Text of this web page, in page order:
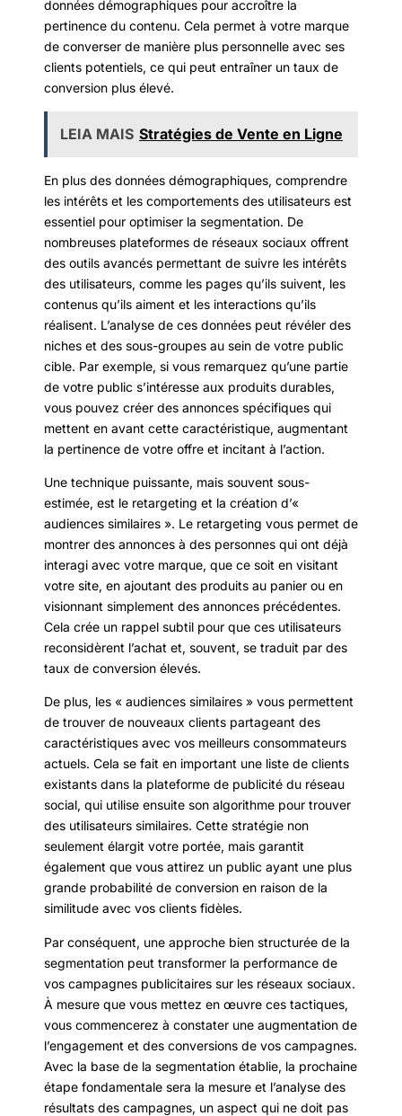
données démographiques pour accroître la
pertinence du contenu. Cela permet à votre marque
de converser de manière plus personnelle avec ses
clients potentiels, ce qui peut entraîner un taux de
conversion plus élevé.
LEIA MAIS Stratégies de Vente en Ligne
En plus des données démographiques, comprendre
les intérêts et les comportements des utilisateurs est
essentiel pour optimiser la segmentation. De
nombreuses plateformes de réseaux sociaux offrent
des outils avancés permettant de suivre les intérêts
des utilisateurs, comme les pages qu’ils suivent, les
contenus qu’ils aiment et les interactions qu’ils
réalisent. L’analyse de ces données peut révéler des
niches et des sous-groupes au sein de votre public
cible. Par exemple, si vous remarquez qu’une partie
de votre public s’intéresse aux produits durables,
vous pouvez créer des annonces spécifiques qui
mettent en avant cette caractéristique, augmentant
la pertinence de votre offre et incitant à l’action.
Une technique puissante, mais souvent sous-
estimée, est le retargeting et la création d’«
audiences similaires ». Le retargeting vous permet de
montrer des annonces à des personnes qui ont déjà
interagi avec votre marque, que ce soit en visitant
votre site, en ajoutant des produits au panier ou en
visionnant simplement des annonces précédentes.
Cela crée un rappel subtil pour que ces utilisateurs
reconsidèrent l’achat et, souvent, se traduit par des
taux de conversion élevés.
De plus, les « audiences similaires » vous permettent
de trouver de nouveaux clients partageant des
caractéristiques avec vos meilleurs consommateurs
actuels. Cela se fait en important une liste de clients
existants dans la plateforme de publicité du réseau
social, qui utilise ensuite son algorithme pour trouver
des utilisateurs similaires. Cette stratégie non
seulement élargit votre portée, mais garantit
également que vous attirez un public ayant une plus
grande probabilité de conversion en raison de la
similitude avec vos clients fidèles.
Par conséquent, une approche bien structurée de la
segmentation peut transformer la performance de
vos campagnes publicitaires sur les réseaux sociaux.
À mesure que vous mettez en œuvre ces tactiques,
vous commencerez à constater une augmentation de
l’engagement et des conversions de vos campagnes.
Avec la base de la segmentation établie, la prochaine
étape fondamentale sera la mesure et l’analyse des
résultats des campagnes, un aspect qui ne doit pas